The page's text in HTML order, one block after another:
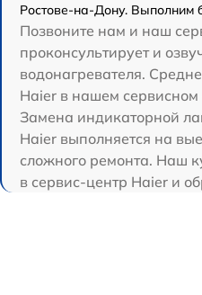
Ростове-на-Дону. Выполним
Позвоните нам и наш
проконсультирует и
водонагревателя.
Haier в нашем сервисном
Замена индикаторной
Haier выполняется на
сложного ремонта. Наш
в сервис-центр Haier и